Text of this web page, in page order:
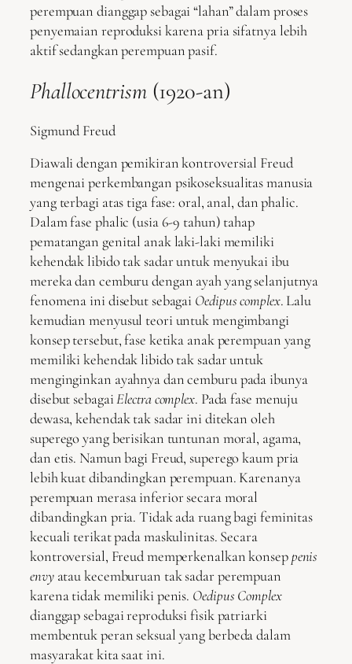
perempuan dianggap sebagai “lahan” dalam proses
penyemaian reproduksi karena pria sifatnya lebih
aktif sedangkan perempuan pasif.
Phallocentrism(1920-an)
Sigmund Freud
Diawali dengan pemikiran kontroversial Freud
mengenai perkembangan psikoseksualitas manusia
yang terbagi atas tiga fase: oral, anal, dan phalic.
Dalam fase phalic (usia 6-9 tahun) tahap
pematangan genital anak laki-laki memiliki
kehendak libido tak sadar untuk menyukai ibu
mereka dan cemburu dengan ayah yang selanjutnya
fenomena ini disebut sebagai Oedipus complex. Lalu
kemudian menyusul teori untuk mengimbangi
konsep tersebut, fase ketika anak perempuan yang
memiliki kehendak libido tak sadar untuk
menginginkan ayahnya dan cemburu pada ibunya
disebut sebagaiElectra complex. Pada fase menuju
dewasa, kehendak tak sadar ini ditekan oleh
superego yang berisikan tuntunan moral, agama,
dan etis. Namun bagi Freud, superego kaum pria
lebih kuat dibandingkan perempuan. Karenanya
perempuan merasa inferior secara moral
dibandingkan pria. Tidak ada ruang bagi feminitas
kecuali terikat pada maskulinitas. Secara
kontroversial, Freud memperkenalkan konseppenis
envyatau kecemburuan tak sadar perempuan
karena tidak memiliki penis. Oedipus Complex
dianggap sebagai reproduksi fisik patriarki
membentuk peran seksual yang berbeda dalam
masyarakat kita saat ini.